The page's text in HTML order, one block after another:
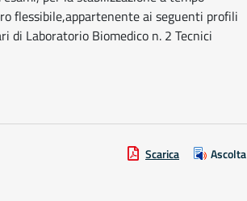
flessibile,appartenente ai seguenti profili
di Laboratorio Biomedico n. 2 Tecnici
Scarica Ascolta